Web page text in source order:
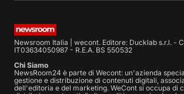
Newsroom Italia | wecont. Editore: Ducklab s.r.l. -
IT03634050987 - R.E.A. BS 550532
Chi Siamo
NewsRoom24 è parte di Wecont: un'azienda
gestione e distribuzione di contenuti digitali,
dell'editoria e del marketing. WeCont si occupa di